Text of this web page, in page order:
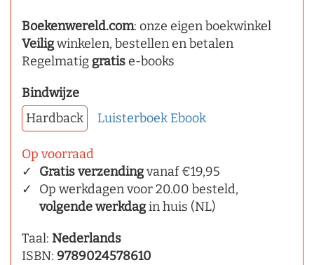
Boekenwereld.com: onze eigen boekwinkel
Veiligwinkelen, bestellen en betalen
Regelmatig gratise-books
Bindwijze
Hardback
Luisterboek Ebook
Op voorraad
Gratis verzendingvanaf €19,95
Op werkdagen voor 20.00 besteld,
volgende werkdagin huis (NL)
Taal: Nederlands
ISBN: 9789024578610